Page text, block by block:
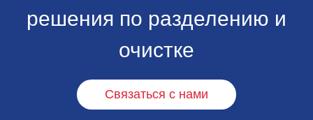
решения по разделению и
очистке
Связаться с нами